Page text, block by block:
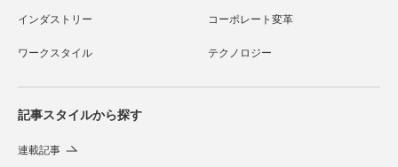
インダストリー コーポレート変革
ワークスタイル テクノロジー
記事スタイルから探す
連載記事